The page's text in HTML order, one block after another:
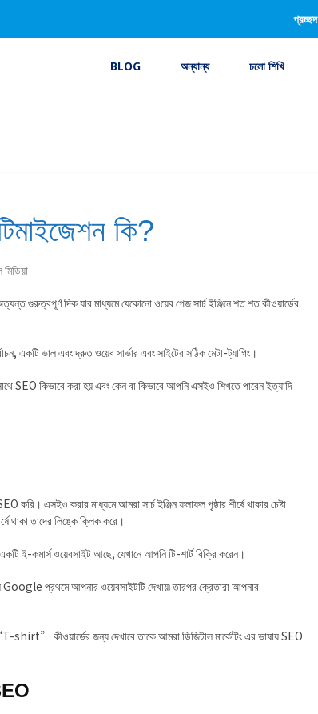
প্রচ্ছদ
BLOG অন্যান্য চলো শিখি
কি?
গুরুত্বপূর্ণ দিক যার মাধ্যমে যেকোনো ওয়েব পেজ সার্চ ইঞ্জিনে শত শত কীওয়ার্ডের
একটি ভাল এবং দ্রুত ওয়েব সার্ভার এবং সাইটের সঠিক মেটা-ট্যাগিং।
কিভাবে করা হয় এবং কেন বা কিভাবে আপনি এসইও শিখতে পারেন ইত্যাদি
করি। এসইও করার মাধ্যমে আমরা সার্চ ইঞ্জিন ফলাফল পৃষ্ঠার শীর্ষে থাকার চেষ্টা
থাকা তাদের লিঙ্কে ক্লিক করে।
ই-কমার্স ওয়েবসাইট আছে, যেখানে আপনি টি-শার্ট বিক্রি করেন।
প্রথমে আপনার ওয়েবসাইটটি দেখায়৷ তারপর ক্রেতারা আপনার
কীওয়ার্ডের জন্য দেখাবে তাকে আমরা ডিজিটাল মার্কেটিং এর ভাষায় SEO